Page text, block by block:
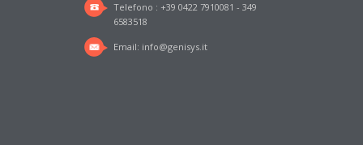
Telefono : +39 0422 7910081 - 349
6583518
Email: info@genisys.it